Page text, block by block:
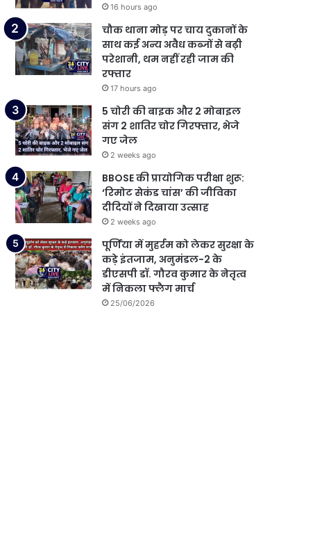
16 hours ago
चौक थाना मोड़ पर चाय दुकानों के
साथ कई अन्य अवैध कब्जों से बढ़ी
परेशानी, थम नहीं रही जाम की
रफ्तार
17 hours ago
5 चोरी की बाइक और 2 मोबाइल
संग 2 शातिर चोर गिरफ्तार, भेजे
गए जेल
2 weeks ago
BBOSE की प्रायोगिक परीक्षा शुरू:
‘रिमोट सेकंड चांस’ की जीविका
दीदियों ने दिखाया उत्साह
2 weeks ago
पूर्णिया में मुहर्रम को लेकर सुरक्षा के
कड़े इंतजाम, अनुमंडल-2 के
डीएसपी डॉ. गौरव कुमार के नेतृत्व
में निकला फ्लैग मार्च
25/06/2026